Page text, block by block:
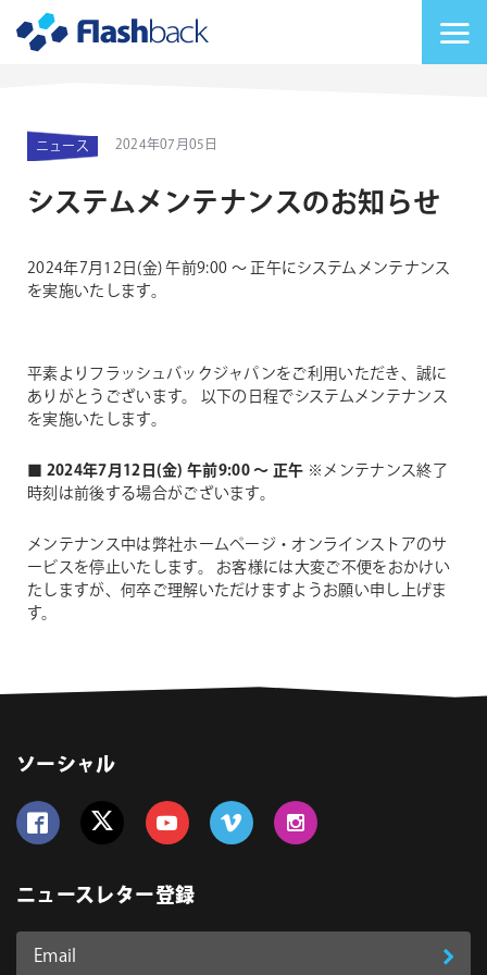
ニュース 2024年07月05日
システムメンテナンスのお知らせ
2024年7月12日(金) 午前9:00 ～ 正午にシステムメンテナンス
を実施いたします。
平素よりフラッシュバックジャパンをご利用いただき、誠に
ありがとうございます。
以下の日程でシステムメンテナンス
を実施いたします。
■ 2024年7月12日(金) 午前9:00 ～ 正午 ※メンテナンス終了
時刻は前後する場合がございます。
メンテナンス中は弊社ホームページ・オンラインストアのサ
ービスを停止いたします。
お客様には大変ご不便をおかけい
たしますが、何卒ご理解いただけますようお願い申し上げま
す。
ソーシャル
ニュースレター登録
Email
登